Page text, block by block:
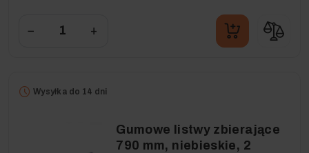
− +
Wysyłka do 14 dni
Gumowe listwy zbierające
790 mm, niebieskie, 2